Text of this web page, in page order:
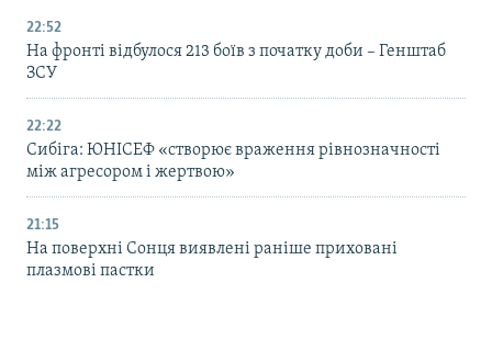
22:52
На фронті відбулося 213 боїв з початку доби – Генштаб
ЗСУ
22:22
Сибіга: ЮНІСЕФ «створює враження рівнозначності
між агресором і жертвою»
21:15
На поверхні Сонця виявлені раніше приховані
плазмові пастки